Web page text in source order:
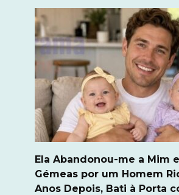
Ela Abandonou-me a Mim
Gémeas por um Homem
Anos Depois, Bati à Porta